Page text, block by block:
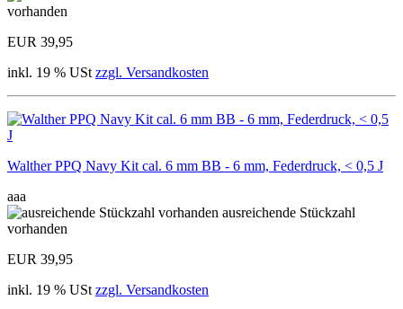
vorhanden
EUR 39,95
inkl. 19 % USt zzgl. Versandkosten
Walther PPQ Navy Kit cal. 6 mm BB - 6 mm, Federdruck, < 0,5 J
aaa
ausreichende Stückzahl
vorhanden
EUR 39,95
inkl. 19 % USt zzgl. Versandkosten